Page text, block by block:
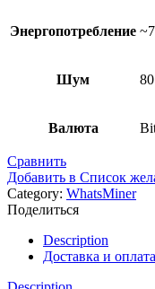
Энергопотребление
Шум
Валюта
Сравнить
Добавить в Список
Category: WhatsMiner
Поделиться
Description
Доставка и оплата